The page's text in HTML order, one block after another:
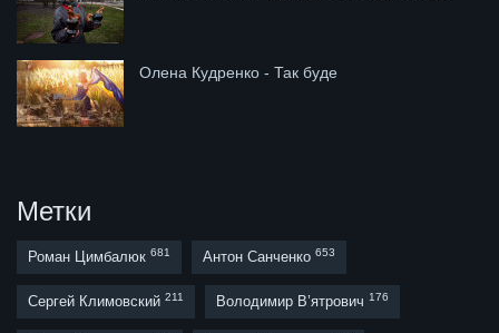
Олена Кудренко - Так буде
Метки
Роман Цимбалюк 681 Антон Санченко 653
Сергей Климовский 211 Володимир В’ятрович 176